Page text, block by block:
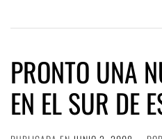
PRONTO UNA
EN EL SUR DE